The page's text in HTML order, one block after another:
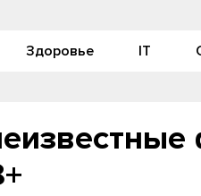
Здоровье IT